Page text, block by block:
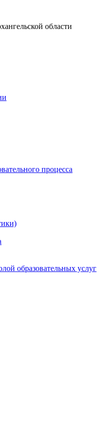
области
процесса
образовательных услуг